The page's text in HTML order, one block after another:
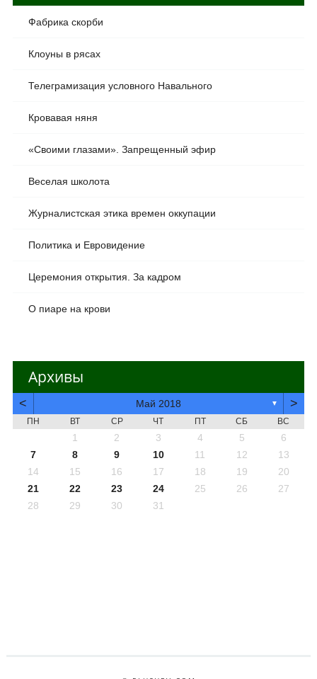
Фабрика скорби
Клоуны в рясах
Телеграмизация условного Навального
Кровавая няня
«Своими глазами». Запрещенный эфир
Веселая школота
Журналистская этика времен оккупации
Политика и Евровидение
Церемония открытия. За кадром
О пиаре на крови
Архивы
< Май 2018 ▼ >
ПН ВТ СР ЧТ ПТ СБ ВС
1 2 3 4 5
6
7
8 9 10 11 12
13
14
15 16 17 18 19
20
21
22 23 24 25 26
27
28
29 30 31